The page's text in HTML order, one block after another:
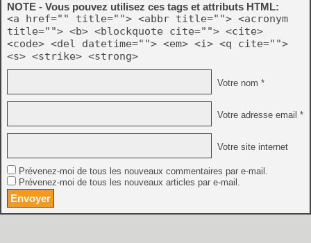
NOTE - Vous pouvez utilisez ces tags et attributs HTML:
<a href="" title=""> <abbr title=""> <acronym
title=""> <b> <blockquote cite=""> <cite>
<code> <del datetime=""> <em> <i> <q cite="">
<s> <strike> <strong>
Votre nom *
Votre adresse email *
Votre site internet
Prévenez-moi de tous les nouveaux commentaires par e-mail.
Prévenez-moi de tous les nouveaux articles par e-mail.